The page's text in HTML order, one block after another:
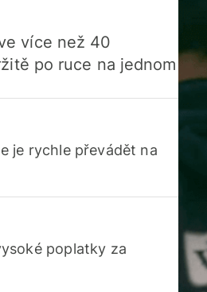
více než 40
po ruce na jednom
je rychle převádět na
poplatky za